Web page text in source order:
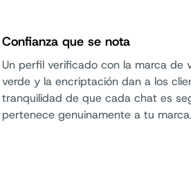
Confianza que se nota
Un perfil verificado con la marca de
verde y la encriptación dan a los
tranquilidad de que cada chat es
pertenece genuinamente a tu marca.